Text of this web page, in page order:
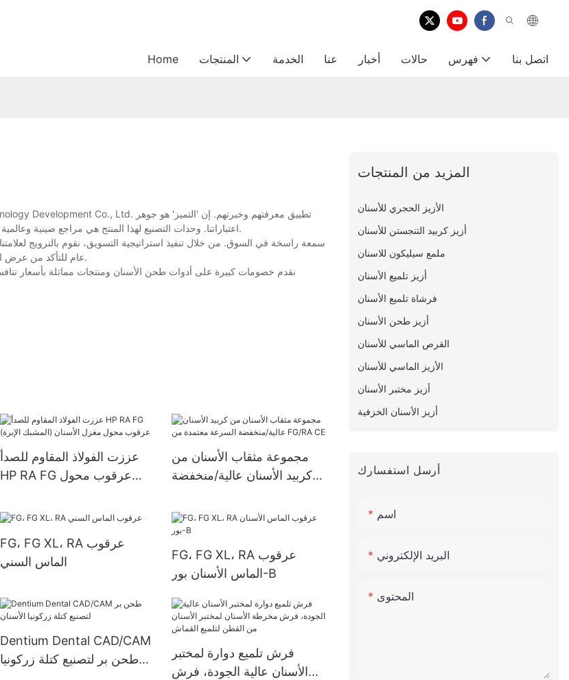
Home المنتجات الخدمة عنا أخبار حالات فهرس اتصل بنا
اعتباراتنا. وحدات التصنيع لهذا المنتج هي مراجع صينية وعالمية حيث قمنا بتحديث جميع المعدات. يتم اختيار مواد عالية الجودة لضمان الجودة من المصدر.
عام للتأكد من عرض المنتجات بشكل مثالي للعملاء المستهدفين. وبهذه الطريقة نحافظ على مكانتنا في السوق.
عززت الفولاذ المقاوم للصدأ
HP RA FG عرقوب محول
مجموعة مثقاب الأسنان من
كربيد الأسنان عالية/منخفضة
CE
FG، FG XL، RA عرقوب
الماس السني
FG، FG XL، RA عرقوب
الماس الأسنان بور-B
Dentium Dental CAD/CAM
طحن بر لتصنيع كتلة زركونيا
فرش تلميع دوارة لمختبر
الأسنان عالية الجودة، فرش
المزيد من المنتجات
الأزيز الحجري للأسنان
أزيز كربيد التنجستن للأسنان
ملمع سيليكون للاسنان
أزيز تلميع الأسنان
فرشاة تلميع الأسنان
أزيز طحن الأسنان
القرص الماسي للأسنان
الأزيز الماسي للأسنان
أزيز مختبر الأسنان
أزيز الأسنان الخزفية
أرسل استفسارك
اسم
البريد الإلكتروني
المحتوى